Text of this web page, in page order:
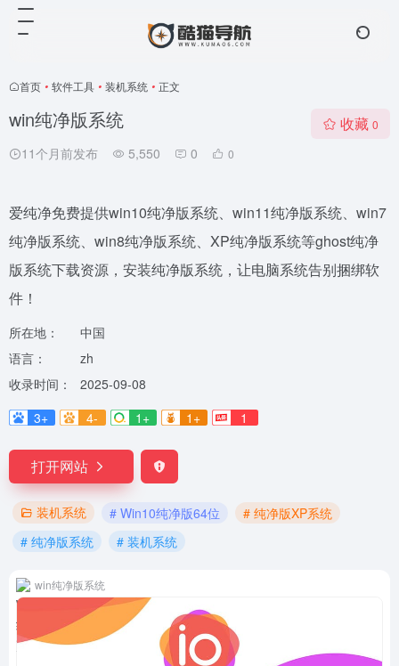
首页 • 软件工具 • 装机系统 • 正文
win纯净版系统
11个月前发布 5,550 0 0
收藏 0
爱纯净免费提供win10纯净版系统、win11纯净版系统、win7
纯净版系统、win8纯净版系统、XP纯净版系统等ghost纯净
版系统下载资源，安装纯净版系统，让电脑系统告别捆绑软
件！
所在地：
中国
语言：
zh
收录时间：
2025-09-08
3+
4- 1+ 1+ 1
打开网站
装机系统 # Win10纯净版64位
# 纯净版XP系统
# 纯净版系统
# 装机系统
win纯净版系统